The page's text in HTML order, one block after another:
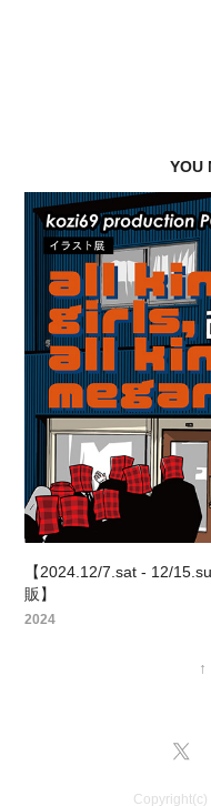
YOU
【2024.12/7.sat - 12/
販】
2024
↑
Copyright(c)